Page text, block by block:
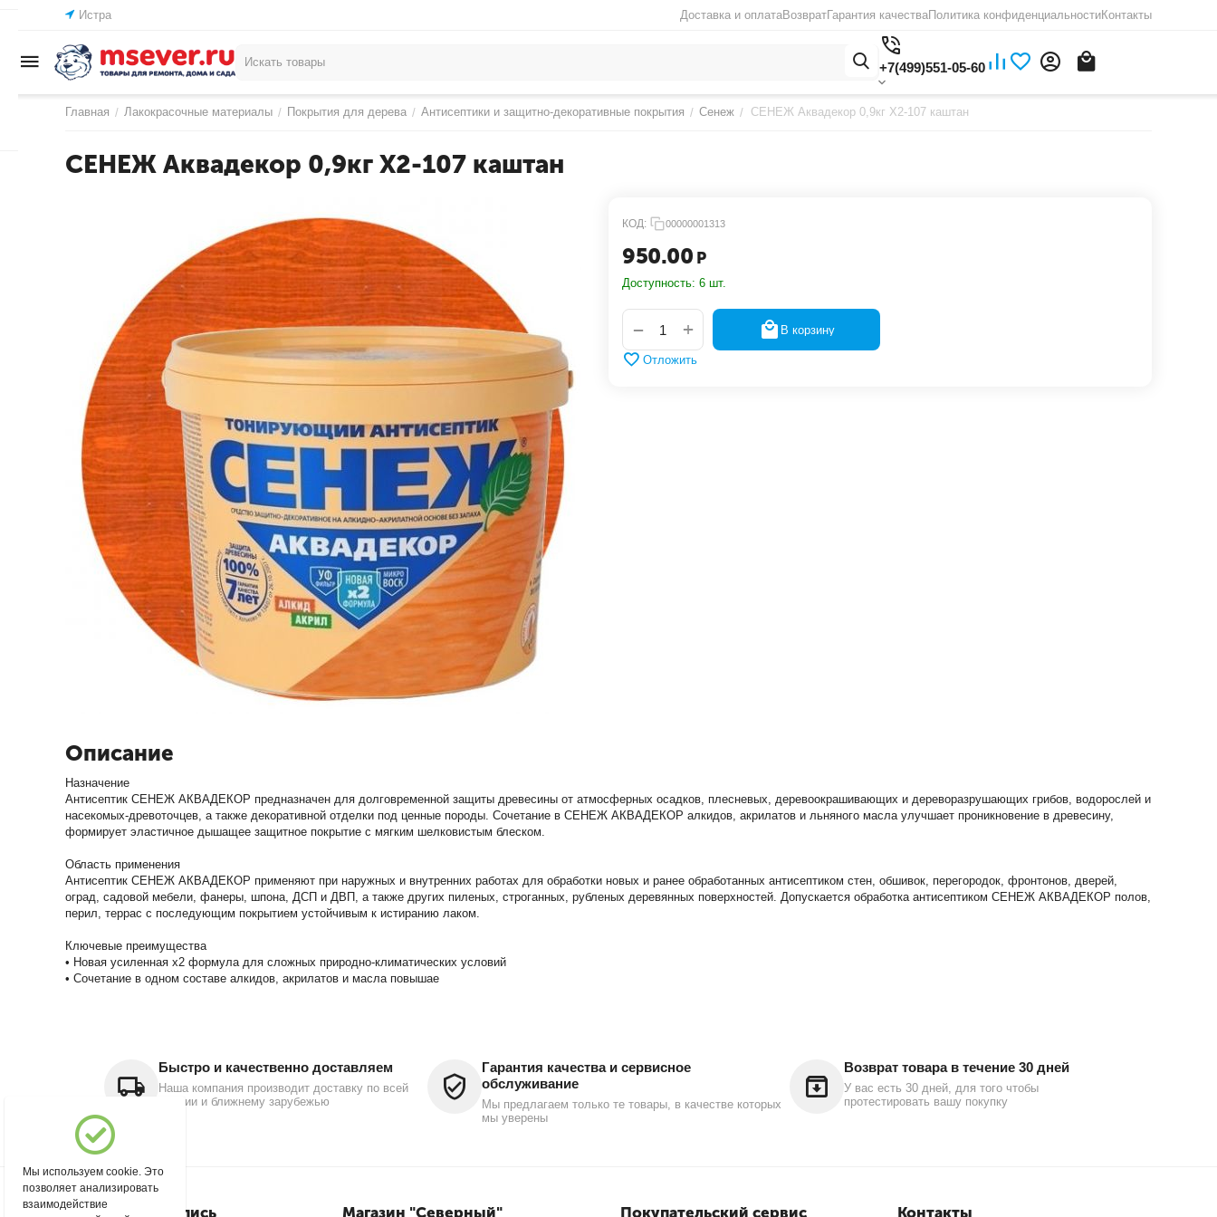
Истра Доставка и оплатаВозвратГарантия качестваПолитика конфиденциальностиКонтакты
+7(499)551-05-60
Главная / Лакокрасочные материалы / Покрытия для дерева / Антисептики и защитно-декоративные покрытия / Сенеж / СЕНЕЖ Аквадекор 0,9кг Х2-107 каштан
СЕНЕЖ Аквадекор 0,9кг Х2-107 каштан
КОД: 00000001313
950.00 Р
Доступность: 6 шт.
+
− В корзину
Отложить
Описание
Назначение
Антисептик СЕНЕЖ АКВАДЕКОР предназначен для долговременной защиты древесины от атмосферных осадков, плесневых, деревоокрашивающих и дереворазрушающих грибов, водорослей и
насекомых-древоточцев, а также декоративной отделки под ценные породы. Сочетание в СЕНЕЖ АКВАДЕКОР алкидов, акрилатов и льняного масла улучшает проникновение в древесину,
формирует эластичное дышащее защитное покрытие с мягким шелковистым блеском.
Область применения
Антисептик СЕНЕЖ АКВАДЕКОР применяют при наружных и внутренних работах для обработки новых и ранее обработанных антисептиком стен, обшивок, перегородок, фронтонов, дверей,
оград, садовой мебели, фанеры, шпона, ДСП и ДВП, а также других пиленых, строганных, рубленых деревянных поверхностей. Допускается обработка антисептиком СЕНЕЖ АКВАДЕКОР полов,
перил, террас с последующим покрытием устойчивым к истиранию лаком.
Ключевые преимущества
• Новая усиленная х2 формула для сложных природно-климатических условий
• Сочетание в одном составе алкидов, акрилатов и масла повышае
Быстро и качественно доставляем
Наша компания производит доставку по всей
России и ближнему зарубежью
Гарантия качества и сервисное
обслуживание
Мы предлагаем только те товары, в качестве которых
мы уверены
Возврат товара в течение 30 дней
У вас есть 30 дней, для того чтобы
протестировать вашу покупку
Моя учетная запись Магазин "Северный" Покупательский сервис Контакты
Мы используем cookie. Это
позволяет анализировать
взаимодействие